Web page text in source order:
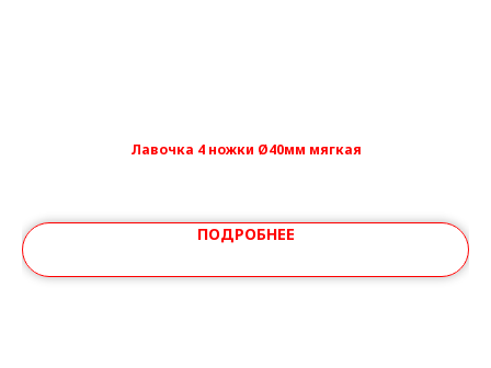
Лавочка 4 ножки Ø40мм мягкая
ПОДРОБНЕЕ